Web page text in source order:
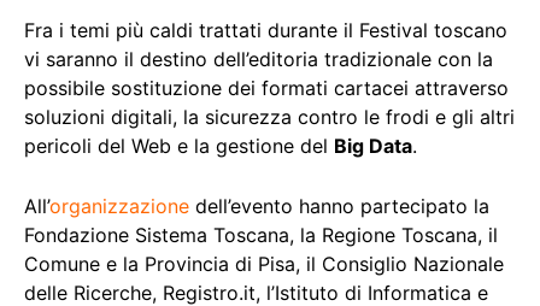
Fra i temi più caldi trattati durante il Festival toscano
vi saranno il destino dell’editoria tradizionale con la
possibile sostituzione dei formati cartacei attraverso
soluzioni digitali, la sicurezza contro le frodi e gli altri
pericoli del Web e la gestione del Big Data.
All’organizzazione dell’evento hanno partecipato la
Fondazione Sistema Toscana, la Regione Toscana, il
Comune e la Provincia di Pisa, il Consiglio Nazionale
delle Ricerche, Registro.it, l’Istituto di Informatica e